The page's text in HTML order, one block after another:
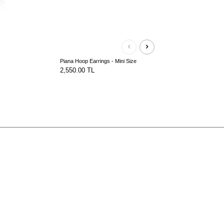
Piana Hoop Earrings - Mini Size
2,550.00TL